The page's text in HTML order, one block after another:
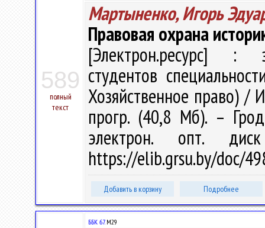
589
полный
текст
Мартыненко, Игорь
Правовая охрана
[Электрон.ресурс] :
студентов
Хозяйственное право) /
прогр. (40,8 Мб). –
электрон. опт.
https://elib.grsu.by/doc/
Добавить в корзину Подробнее
ББК 67.М29